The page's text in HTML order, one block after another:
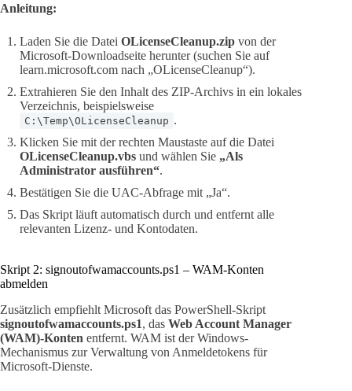
Anleitung:
Laden Sie die Datei OLicenseCleanup.zip von der
Microsoft-Downloadseite herunter (suchen Sie auf
learn.microsoft.com nach „OLicenseCleanup“).
Extrahieren Sie den Inhalt des ZIP-Archivs in ein lokales
Verzeichnis, beispielsweise
C:\Temp\OLicenseCleanup .
Klicken Sie mit der rechten Maustaste auf die Datei
OLicenseCleanup.vbs und wählen Sie „Als
Administrator ausführen“.
Bestätigen Sie die UAC-Abfrage mit „Ja“.
Das Skript läuft automatisch durch und entfernt alle
relevanten Lizenz- und Kontodaten.
Skript 2: signoutofwamaccounts.ps1 – WAM-Konten
abmelden
Zusätzlich empfiehlt Microsoft das PowerShell-Skript
signoutofwamaccounts.ps1, das Web Account Manager
(WAM)-Konten entfernt. WAM ist der Windows-
Mechanismus zur Verwaltung von Anmeldetokens für
Microsoft-Dienste.